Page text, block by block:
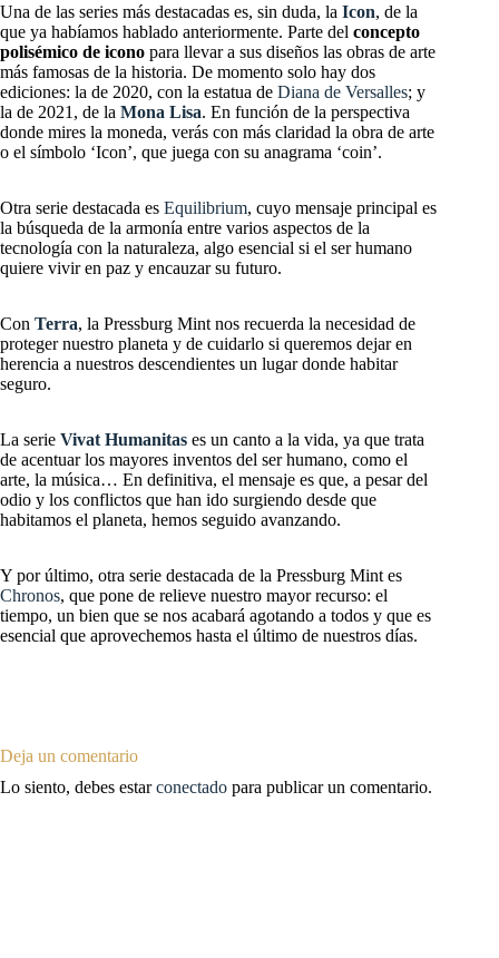
Una de las series más destacadas es, sin duda, la Icon, de la
que ya habíamos hablado anteriormente. Parte del concepto
polisémico de icono para llevar a sus diseños las obras de arte
más famosas de la historia. De momento solo hay dos
ediciones: la de 2020, con la estatua de Diana de Versalles; y
la de 2021, de la Mona Lisa. En función de la perspectiva
donde mires la moneda, verás con más claridad la obra de arte
o el símbolo ‘Icon’, que juega con su anagrama ‘coin’.
Otra serie destacada es Equilibrium, cuyo mensaje principal es
la búsqueda de la armonía entre varios aspectos de la
tecnología con la naturaleza, algo esencial si el ser humano
quiere vivir en paz y encauzar su futuro.
Con Terra, la Pressburg Mint nos recuerda la necesidad de
proteger nuestro planeta y de cuidarlo si queremos dejar en
herencia a nuestros descendientes un lugar donde habitar
seguro.
La serie Vivat Humanitas es un canto a la vida, ya que trata
de acentuar los mayores inventos del ser humano, como el
arte, la música… En definitiva, el mensaje es que, a pesar del
odio y los conflictos que han ido surgiendo desde que
habitamos el planeta, hemos seguido avanzando.
Y por último, otra serie destacada de la Pressburg Mint es
Chronos, que pone de relieve nuestro mayor recurso: el
tiempo, un bien que se nos acabará agotando a todos y que es
esencial que aprovechemos hasta el último de nuestros días.
Deja un comentario
Lo siento, debes estarconectado para publicar un comentario.